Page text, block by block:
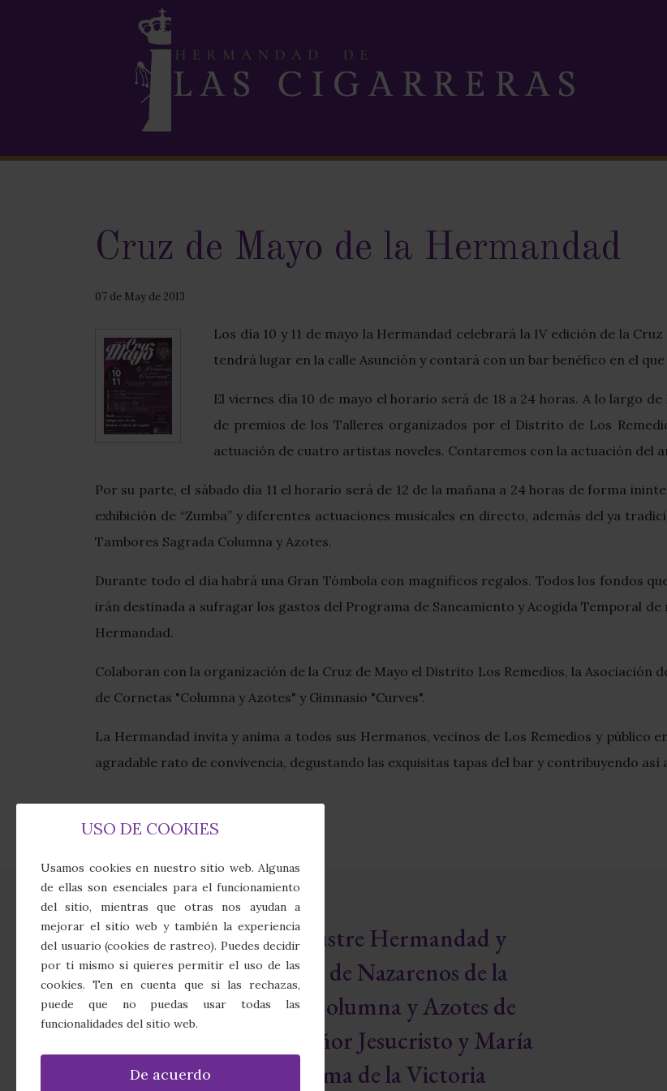
Cruz de Mayo de la Hermandad
07 de May de 2013
Los día 10 y 11 de mayo la Hermandad celebrará la IV edición de la
tendrá lugar en la calle Asunción y contará con un bar benéfico en el
El viernes día 10 de mayo el horario será de 18 a 24 horas. A lo largo
de premios de los Talleres organizados por el Distrito de Los
actuación de cuatro artistas noveles. Contaremos con la actuación del
Por su parte, el sábado día 11 el horario será de 12 de la mañana a 24 horas de forma
exhibición de “Zumba” y diferentes actuaciones musicales en directo, además del ya
Tambores Sagrada Columna y Azotes.
Durante todo el día habrá una Gran Tómbola con magníficos regalos. Todos los fondos
irán destinada a sufragar los gastos del Programa de Saneamiento y Acogida Temporal
Hermandad.
Colaboran con la organización de la Cruz de Mayo el Distrito Los Remedios, la Asociación
de Cornetas "Columna y Azotes" y Gimnasio "Curves".
La Hermandad invita y anima a todos sus Hermanos, vecinos de Los Remedios y público
agradable rato de convivencia, degustando las exquisitas tapas del bar y contribuyendo
Real e Ilustre Hermandad y
Cofradía de Nazarenos de la
Sagrada Columna y Azotes de
Nuestro Señor Jesucristo y María
Santísima de la Victoria
USO DE COOKIES
Usamos cookies en nuestro sitio web. Algunas
de ellas son esenciales para el funcionamiento
del sitio, mientras que otras nos ayudan a
mejorar el sitio web y también la experiencia
del usuario (cookies de rastreo). Puedes decidir
por ti mismo si quieres permitir el uso de las
cookies. Ten en cuenta que si las rechazas,
puede que no puedas usar todas las
funcionalidades del sitio web.
De acuerdo